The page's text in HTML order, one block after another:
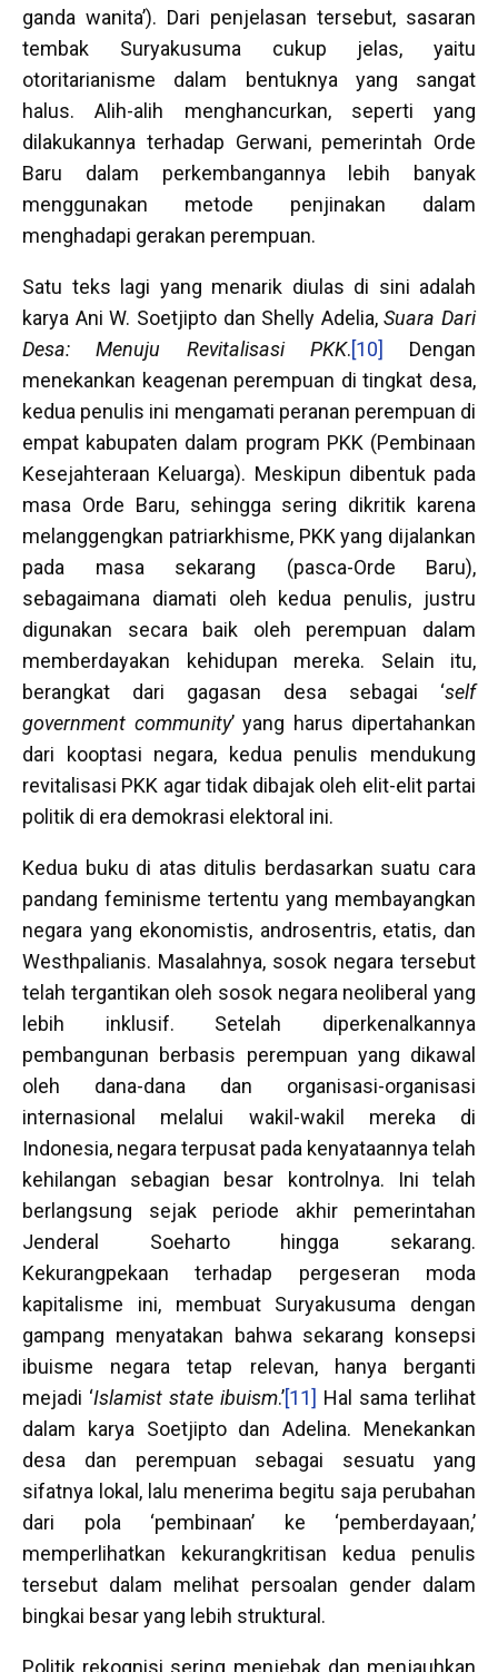
ganda wanita’). Dari penjelasan tersebut, sasaran
tembak Suryakusuma cukup jelas, yaitu
otoritarianisme dalam bentuknya yang sangat
halus. Alih-alih menghancurkan, seperti yang
dilakukannya terhadap Gerwani, pemerintah Orde
Baru dalam perkembangannya lebih banyak
menggunakan metode penjinakan dalam
menghadapi gerakan perempuan.
Satu teks lagi yang menarik diulas di sini adalah
karya Ani W. Soetjipto dan Shelly Adelia,Suara Dari
Desa: Menuju Revitalisasi PKK.[10]
Dengan
menekankan keagenan perempuan di tingkat desa,
kedua penulis ini mengamati peranan perempuan di
empat kabupaten dalam program PKK (Pembinaan
Kesejahteraan Keluarga). Meskipun dibentuk pada
masa Orde Baru, sehingga sering dikritik karena
melanggengkan patriarkhisme, PKK yang dijalankan
pada masa sekarang (pasca-Orde Baru),
sebagaimana diamati oleh kedua penulis, justru
digunakan secara baik oleh perempuan dalam
memberdayakan kehidupan mereka. Selain itu,
berangkat dari gagasan desa sebagai ‘self
government community’ yang harus dipertahankan
dari kooptasi negara, kedua penulis mendukung
revitalisasi PKK agar tidak dibajak oleh elit-elit partai
politik di era demokrasi elektoral ini.
Kedua buku di atas ditulis berdasarkan suatu cara
pandang feminisme tertentu yang membayangkan
negara yang ekonomistis, androsentris, etatis, dan
Westhpalianis. Masalahnya, sosok negara tersebut
telah tergantikan oleh sosok negara neoliberal yang
lebih inklusif. Setelah diperkenalkannya
pembangunan berbasis perempuan yang dikawal
oleh dana-dana dan organisasi-organisasi
internasional melalui wakil-wakil mereka di
Indonesia, negara terpusat pada kenyataannya telah
kehilangan sebagian besar kontrolnya. Ini telah
berlangsung sejak periode akhir pemerintahan
Jenderal Soeharto hingga sekarang.
Kekurangpekaan terhadap pergeseran moda
kapitalisme ini, membuat Suryakusuma dengan
gampang menyatakan bahwa sekarang konsepsi
ibuisme negara tetap relevan, hanya berganti
mejadi ‘Islamist state ibuism.’[11] Hal sama terlihat
dalam karya Soetjipto dan Adelina. Menekankan
desa dan perempuan sebagai sesuatu yang
sifatnya lokal, lalu menerima begitu saja perubahan
dari pola ‘pembinaan’ ke ‘pemberdayaan,’
memperlihatkan kekurangkritisan kedua penulis
tersebut dalam melihat persoalan gender dalam
bingkai besar yang lebih struktural.
Politik rekognisi sering menjebak dan menjauhkan